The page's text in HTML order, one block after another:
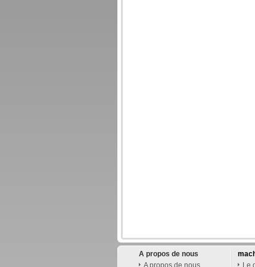
A propos de nous
A propos de nous